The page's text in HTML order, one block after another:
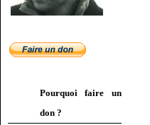
Pourquoi faire un
don ?